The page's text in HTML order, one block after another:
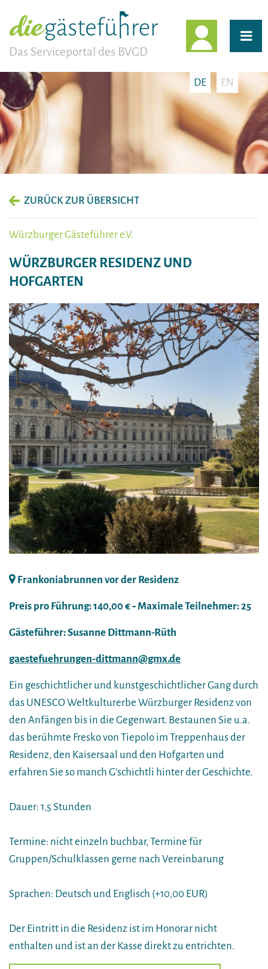
Das Serviceportal des BVGD
DE EN
ZURÜCK ZUR ÜBERSICHT
Würzburger Gästeführer e.V.
WÜRZBURGER RESIDENZ UND
HOFGARTEN
Frankoniabrunnen vor der Residenz
Preis pro Führung: 140,00 € ‐ Maximale Teilnehmer: 25
Gästeführer: Susanne Dittmann-Rüth
gaestefuehrungen-dittmann@gmx.de
Ein geschichtlicher und kunstgeschichtlicher Gang durch
das UNESCO Weltkulturerbe Würzburger Residenz von
den Anfängen bis in die Gegenwart. Bestaunen Sie u.a.
das berühmte Fresko von Tiepolo im Treppenhaus der
Residenz, den Kaisersaal und den Hofgarten und
erfahren Sie so manch G'schichtli hinter der Geschichte.
Dauer: 1,5 Stunden
Termine: nicht einzeln buchbar, Termine für
Gruppen/Schulklassen gerne nach Vereinbarung
Sprachen: Deutsch und Englisch (+10,00 EUR)
Der Eintritt in die Residenz ist im Honorar nicht
enthalten und ist an der Kasse direkt zu entrichten.